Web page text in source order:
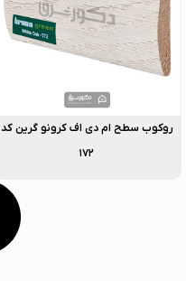
روکوب سطح ام دی اف کرونو گرین کد
۱۷۲